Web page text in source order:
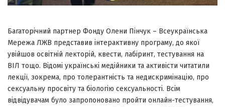
Багаторічний партнер Фонду Олени Пінчук – Всеукраїнська
Мережа ЛЖВ представив інтерактивну програму, до якої
увійшов освітній лекторій, квести, лабіринт, тестування на
ВІЛ тощо. Відомі українські медійники та активісти читатили
лекції, зокрема, про толерантність та недискримінацію, про
сексуальну просвіту та біологію сексуальності. Всім
відвідувачам було запропоновано пройти онлайн-тестування,